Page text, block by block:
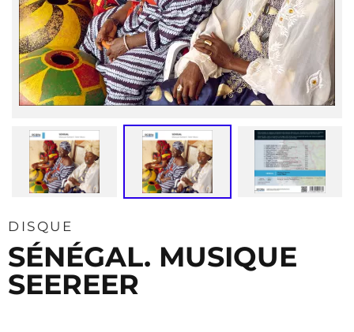
DISQUE
SÉNÉGAL. MUSIQUE
SEEREER